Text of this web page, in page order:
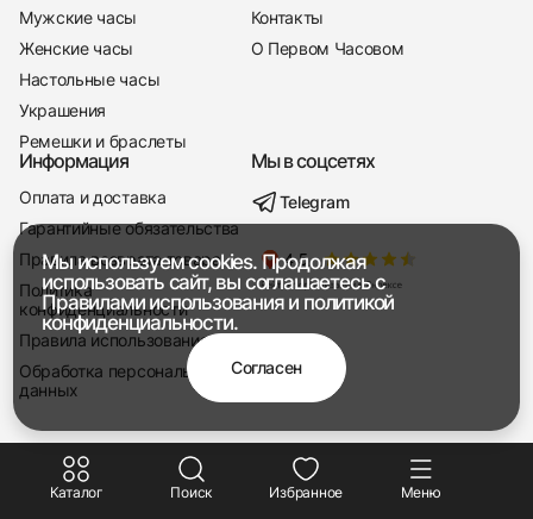
+7 916 221-22-37
Мы насвязи 08:00 — 19:00
Каталог Поиск Избранное Меню
Мужские часы
Женские часы
Настольные часы
Украшения
Ремешки и браслеты
Контакты
О Первом Часовом
Информация
Оплата и доставка
Гарантийные обязательства
Правила возврата товара
Политика
конфиденциальности
Правила использования
Обработка персональных
данных
Мы в соцсетях
Telegram
Мы используем cookies. Продолжая
использовать сайт, вы соглашаетесь с
Правилами использованияи политикой
конфиденциальности.
Согласен